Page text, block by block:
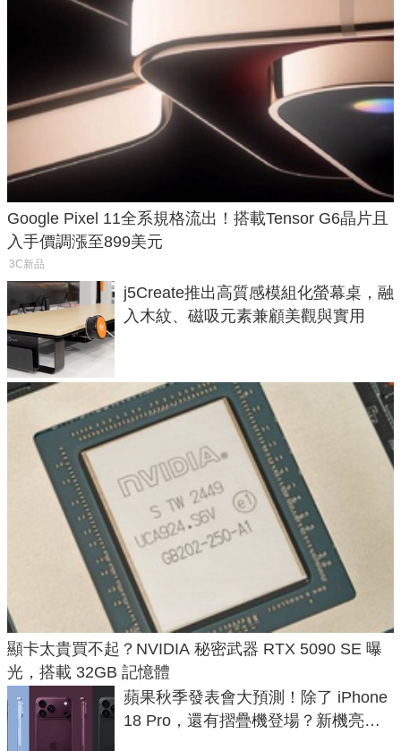
Google Pixel 11全系規格流出！搭載Tensor G6晶片且
入手價調漲至899美元
3C新品
j5Create推出高質感模組化螢幕桌，融
入木紋、磁吸元素兼顧美觀與實用
顯卡太貴買不起？NVIDIA 秘密武器 RTX 5090 SE 曝
光，搭載 32GB 記憶體
蘋果秋季發表會大預測！除了 iPhone
18 Pro，還有摺疊機登場？新機亮點